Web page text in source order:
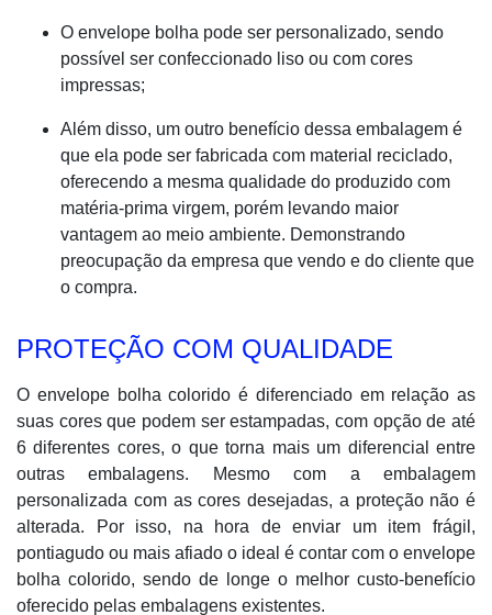
O envelope bolha pode ser personalizado, sendo
possível ser confeccionado liso ou com cores
impressas;
Além disso, um outro benefício dessa embalagem é
que ela pode ser fabricada com material reciclado,
oferecendo a mesma qualidade do produzido com
matéria-prima virgem, porém levando maior
vantagem ao meio ambiente. Demonstrando
preocupação da empresa que vendo e do cliente que
o compra.
PROTEÇÃO COM QUALIDADE
O envelope bolha colorido é diferenciado em relação as
suas cores que podem ser estampadas, com opção de até
6 diferentes cores, o que torna mais um diferencial entre
outras embalagens. Mesmo com a embalagem
personalizada com as cores desejadas, a proteção não é
alterada. Por isso, na hora de enviar um item frágil,
pontiagudo ou mais afiado o ideal é contar com o envelope
bolha colorido, sendo de longe o melhor custo-benefício
oferecido pelas embalagens existentes.